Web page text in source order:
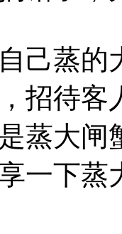
己蒸的
招待
蒸大
一下蒸